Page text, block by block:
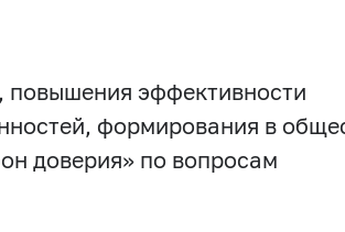
повышения эффективности
формирования в
доверия» по вопросам